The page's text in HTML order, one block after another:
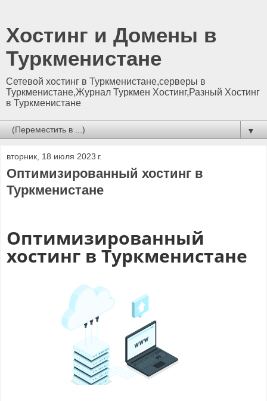
Хостинг и Домены в
Туркменистане
Сетевой хостинг в Туркменистане,серверы в
Туркменистане,Журнал Туркмен Хостинг,Разный Хостинг
в Туркменистане
▼
вторник, 18 июля 2023 г.
Оптимизированный хостинг в
Туркменистане
Оптимизированный
хостинг в Туркменистане